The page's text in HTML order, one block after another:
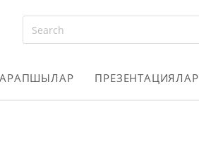
ПРЕЗЕНТАЦИЯЛАР